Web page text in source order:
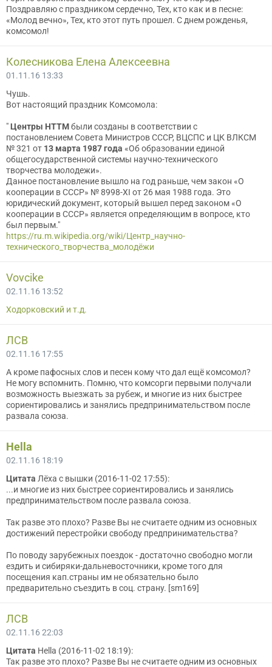
Поздравляю с праздником сердечно, Тех, кто как и в песне:
«Молод вечно», Тех, кто этот путь прошел. С днем рожденья,
комсомол!
Колесникова Елена Алексеевна
01.11.16 13:33
Чушь.
Вот настоящий праздник Комсомола:
"Центры НТТМбыли созданы в соответствии с
постановлением Совета Министров СССР, ВЦСПС и ЦК ВЛКСМ
№ 321 от 13 марта 1987 года «Об образовании единой
общегосударственной системы научно-технического
творчества молодежи».
Данное постановление вышло на год раньше, чем закон «О
кооперации в СССР» № 8998-XI от 26 мая 1988 года. Это
юридический документ, который вышел перед законом «О
кооперации в СССР» является определяющим в вопросе, кто
был первым."
https://ru.m.wikipedia.org/wiki/Центр_научно-
технического_творчества_молодёжи
Vovcike
02.11.16 13:52
Ходорковский и т.д.
ЛСВ
02.11.16 17:55
А кроме пафосных слов и песен кому что дал ещё комсомол?
Не могу вспомнить. Помню, что комсорги первыми получали
возможность выезжать за рубеж, и многие из них быстрее
сориентировались и занялись предпринимательством после
развала союза.
Hella
02.11.16 18:19
Цитата Лёха с вышки (2016-11-02 17:55):
...и многие из них быстрее сориентировались и занялись
предпринимательством после развала союза.
Так разве это плохо? Разве Вы не считаете одним из основных
достижений перестройки свободу предпринимательства?
По поводу зарубежных поездок - достаточно свободно могли
ездить и сибиряки-дальневосточники, кроме того для
посещения кап.страны им не обязательно было
предварительно съездить в соц. страну. [sm169]
ЛСВ
02.11.16 22:03
Цитата Hella (2016-11-02 18:19):
Так разве это плохо? Разве Вы не считаете одним из основных